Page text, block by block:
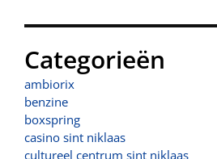
Categorieën
ambiorix
benzine
boxspring
casino sint niklaas
cultureel centrum sint niklaas